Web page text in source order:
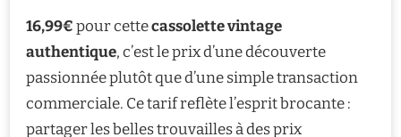
16,99€pour cettecassolette vintage
authentique, c’est le prix d’une découverte
passionnée plutôt que d’une simple transaction
commerciale. Ce tarif reflète l’esprit brocante :
partager les belles trouvailles à des prix